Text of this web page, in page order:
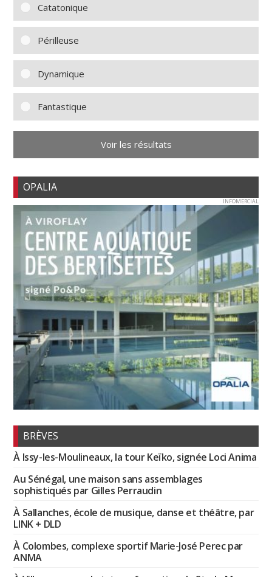
Catatonique
Périlleuse
Dynamique
Fantastique
Voir les résultats
OPALIA
INFOMERCIAL
BRÈVES
À Issy-les-Moulineaux, la tour Keïko, signée Loci Anima
Au Sénégal, une maison sans assemblages
sophistiqués par Gilles Perraudin
À Sallanches, école de musique, danse et théâtre, par
LINK + DLD
À Colombes, complexe sportif Marie-José Perec par
ANMA